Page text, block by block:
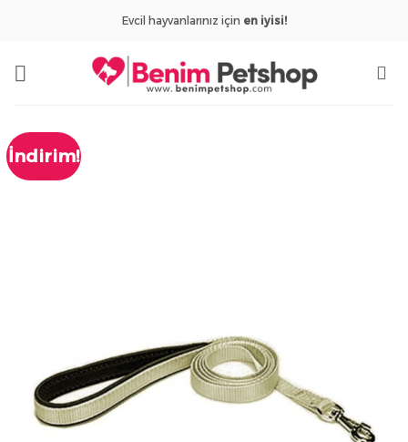
Evcil hayvanlarınız için en iyisi!
İndirim!